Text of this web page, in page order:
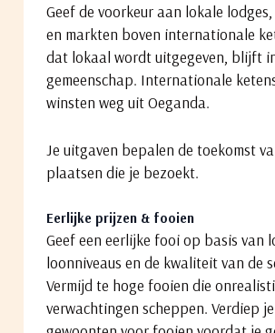
Geef de voorkeur aan lokale
en markten boven internationale
dat lokaal wordt uitgegeven, blijft
gemeenschap. Internationale
winsten weg uit Oeganda.
Je uitgaven bepalen de toekomst
plaatsen die je bezoekt.
Eerlijke prijzen & fooien
Geef een eerlijke fooi op basis van
loonniveaus en de kwaliteit van de
Vermijd te hoge fooien die
verwachtingen scheppen. Verdiep